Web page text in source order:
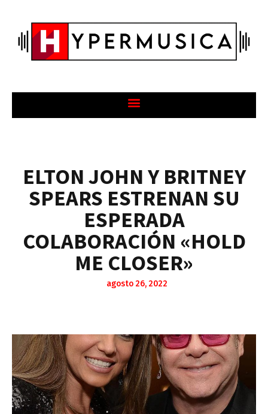
ELTON JOHN Y BRITNEY
SPEARS ESTRENAN SU
ESPERADA
COLABORACIÓN «HOLD
ME CLOSER»
agosto 26, 2022